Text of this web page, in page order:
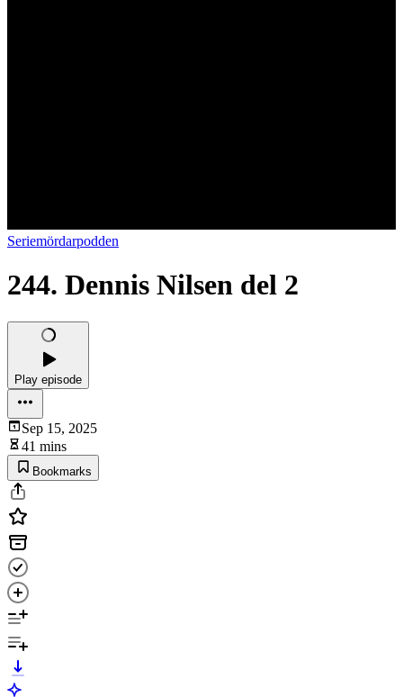
Seriemördarpodden
244. Dennis Nilsen del 2
Play episode
Sep 15, 2025
41 mins
Bookmarks